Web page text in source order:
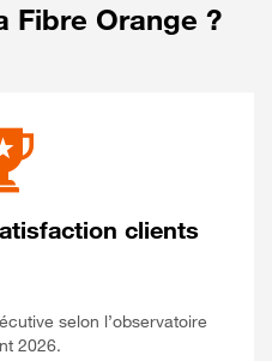
Fibre Orange ?
clients
selon l’observatoire
2026.